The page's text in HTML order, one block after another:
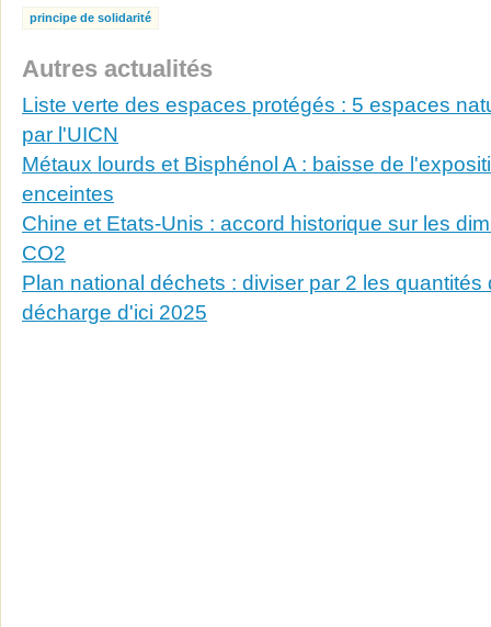
principe de solidarité
Autres actualités
Liste verte des espaces protégés : 5 espaces
par l'UICN
Métaux lourds et Bisphénol A : baisse de
enceintes
Chine et Etats-Unis : accord historique sur les
CO2
Plan national déchets : diviser par 2 les
décharge d'ici 2025